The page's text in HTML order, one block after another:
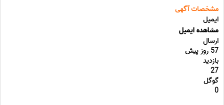
مشخصات آگهی
ایمیل
مشاهده ایمیل
ارسال
57 روز پیش
بازدید
27
گوگل
0